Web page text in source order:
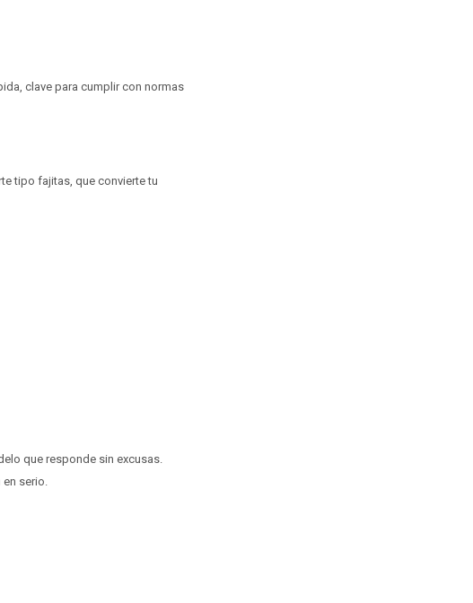
clave para cumplir con normas
tipo fajitas, que convierte tu
que responde sin excusas.
serio.